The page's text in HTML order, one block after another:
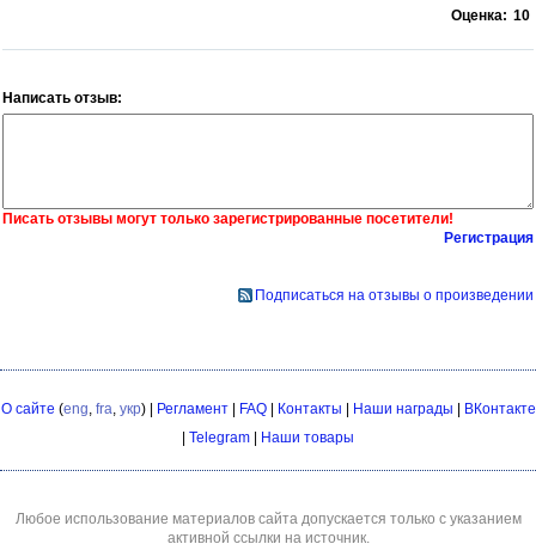
Оценка: 10
Написать отзыв:
Писать отзывы могут только зарегистрированные посетители!
Регистрация
Подписаться на отзывы о произведении
О сайте (eng, fra, укр) | Регламент| FAQ| Контакты Наши награды
ВКонтакте
Telegram Наши товары
Любое использование материалов сайта допускается только с указанием
активной ссылки на источник.